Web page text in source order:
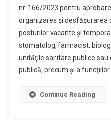
nr. 166/2023 pentru
organizarea şi desfăşurarea
posturilor vacante şi
stomatolog, farmacist,
unităţile sanitare publice sau
publică, precum şi a funcţiilor
Continue Reading